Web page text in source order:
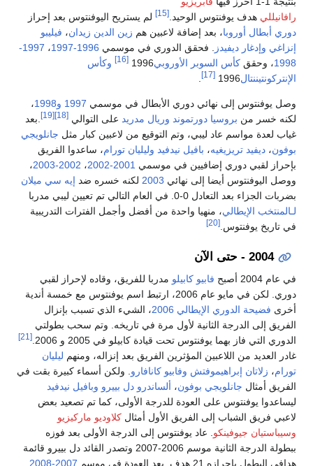
هدف يوفنتوس الوحيد.[15]
لم يستريح اليوفنتوس بعد إحراز
أبطال أوروبا ، بعد إضافة لاعبين همزين الدين زيدان ، فيليبو
وإدغار ديفيدز. فحقق الدوري في موسمي1996-1997 ،
1997-
، وحققكأس السوبر الأوروبي1996
[16]
وكأس
1996
[17]
.
يوفنتوس إلى نهائي دوري الأبطال في موسمي1997 و1998
،
خسر منبروسيا دورتموند وريال مدريد على التوالي[18]
.بعد
لعدة مواسم عاد ليبي، وتم التوقيع من لاعبين كبار مثل جانلويجي
،ديفيد تريزيغيه ، بافيل نيدفيد وليليان تورام ، ساعدوا الفريق
لقبي دوري إضافيين في موسمي2001-2002 ،2002-2003
،
اليوفنتوس أيضا إلى نهائي 2003 لكنه خسره ضد إيه سي ميلان
الجزاء بعد التعادل 0-0. في العام التالي تم تعيين ليبي مدربا
الإيطالي، منهيا واحدة من أفضل وأجمل الفترات التدريبية
تاريخ يوفنتوس.[20]
2004 - حتى الآن
2004 أصبح فابيو كابيلو مدربا للفريق، وقاده لإحراز لقبي
دوري. لكن في مايو عام 2006، ارتبط اسم يوفنتوس مع خمسة أندية
فضيحة الدوري الإيطالي 2006
، الشيء الذي تسبب بإنزال
إلى الدرجة الثانية لأول مرة في تاريخه. وتم سحب بطولتي
التي فاز بهما يوفنتوس تحت قيادة كابيلو في 2005 و 2006.
[21]
العديد من اللاعبين المؤثرين الفريق بعد إنزاله، ومنهمليليان
،زلاتان إبراهيموفتش وفابيو كانافارو. ولكن أسماء كبيرة بقت في
أمثال جانلويجي بوفون ،ألساندرو دل بييرو
وبافيل نيدفيد
يوفنتوس على العودة للدرجة الأولى، كما تم تصعيد بعض
فريق الشباب إلى الفريق الأول أمثال كلاوديو ماركيزيو
جيوفينكو. عاد يوفنتوس إلى الدرجة الأولى بعد فوزه
ببطولة الدرجة الثانية موسم 2006-2007 وتصدر القائد دل بييرو قائمة
البطول بإحرازه 21 هدف. بعد العودة في موسم
2007-2008